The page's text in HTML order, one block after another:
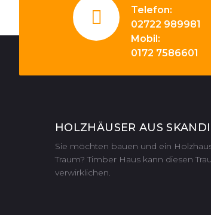
Telefon:
02722 989981
Mobil:
0172 7586601
HOLZHÄUSER AUS
Sie möchten bauen und ein
Traum? Timber Haus kann diesen
verwirklichen.